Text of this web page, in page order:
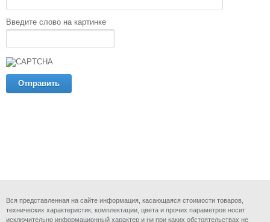
Введите слово на картинке
Вся представленная на сайте информация, касающаяся стоимости товаров,
технических характеристик, комплектации, цвета и прочих параметров носит
исключительно информационный характер и ни при каких обстоятельствах не